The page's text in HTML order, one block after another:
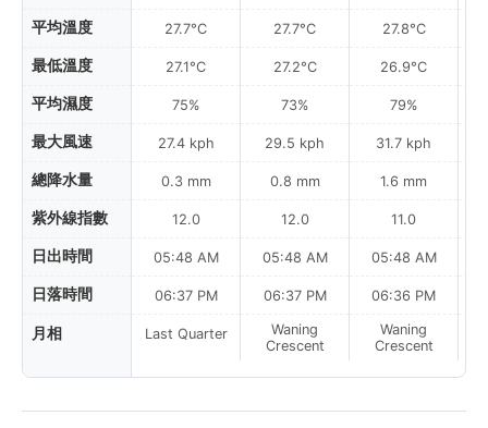
平均溫度
最低溫度
平均濕度
最大風速
總降水量
紫外線指數
日出時間
日落時間
月相
27.7°C
27.1°C
75%
27.4 kph
0.3 mm
12.0
05:48 AM
06:37 PM
Last Quarter
27.7°C
27.2°C
73%
29.5 kph
0.8 mm
12.0
05:48 AM
06:37 PM
Waning
Crescent
27.8°C
26.9°C
79%
31.7 kph
1.6 mm
11.0
05:48 AM
06:36 PM
Waning
Crescent